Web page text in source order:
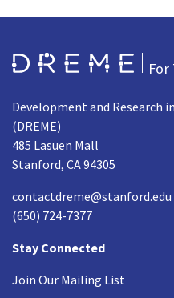
Go to Home page For
Development and Research
(DREME)
485 Lasuen Mall
Stanford, CA 94305
contactdreme@stanford.edu
(650) 724-7377
Stay Connected
Join Our Mailing List